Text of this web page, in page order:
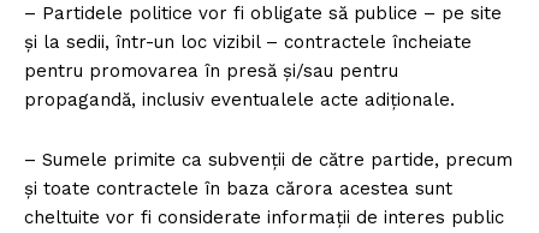
– Partidele politice vor fi obligate să publice – pe site
și la sedii, într-un loc vizibil – contractele încheiate
pentru promovarea în presă și/sau pentru
propagandă, inclusiv eventualele acte adiționale.
– Sumele primite ca subvenții de către partide, precum
și toate contractele în baza cărora acestea sunt
cheltuite vor fi considerate informații de interes public